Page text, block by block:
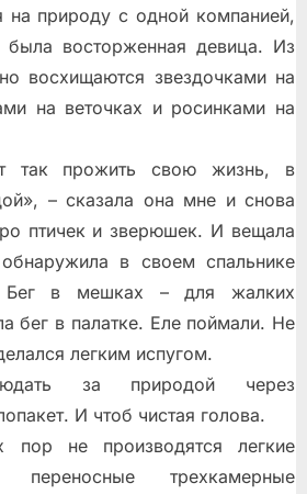
на природу с одной компанией,
восторженная девица. Из
восхищаются звездочками на
на веточках и росинками на
так прожить свою жизнь, в
– сказала она мне и снова
птичек и зверюшек. И вещала
в своем спальнике
Бег в мешках – для жалких
бег в палатке. Еле поймали. Не
легким испугом.
за природой через
И чтоб чистая голова.
не производятся легкие
переносные трехкамерные